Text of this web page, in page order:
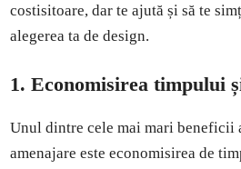
costisitoare, dar te ajută și să te
alegerea ta de design.
1. Economisirea timpului
Unul dintre cele mai mari beneficii
amenajare este economisirea de